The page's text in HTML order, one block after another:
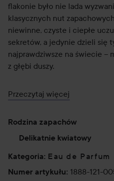
flakonie było nie lada
klasycznych nut
niewinne, czyste i ciepłe
sekretów, a jedynie dzieli się
najprawdziwsze na świecie –
z głębi duszy.
Wszystkie produkty Zarko są
Przeczytaj więcej
Rodzina zapachów
Delikatnie kwiatowy
Kategoria: Eau de Parfum
Numer artykułu: 1888-121-